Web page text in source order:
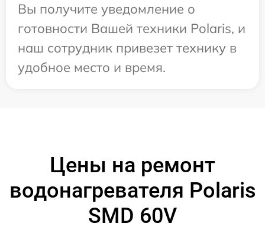
Вы получите уведомление о
готовности Вашей техники Polaris, и
наш сотрудник привезет технику в
удобное место и время.
Цены на ремонт
водонагревателя Polaris
SMD 60V